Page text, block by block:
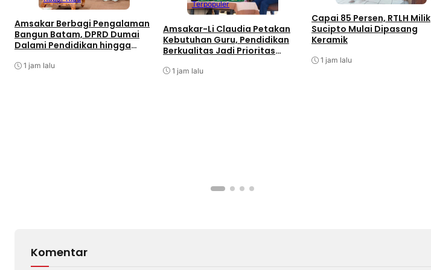
Amsakar Berbagi Pengalaman
Bangun Batam, DPRD Dumai
Dalami Pendidikan hingga
1 jam lalu
Terpopuler
Amsakar-Li Claudia Petakan
Kebutuhan Guru, Pendidikan
Berkualitas Jadi Prioritas
1 jam lalu
Capai 85 Persen, RTLH Milik
Sucipto Mulai Dipasang
Keramik
1 jam lalu
Komentar